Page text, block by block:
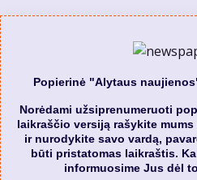
Popierinė "Alytaus
Norėdami užsiprenumeruoti
laikraščio versiją rašykite mums
ir nurodykite savo vardą,
būti pristatomas laikraštis.
informuosime Jus dėl